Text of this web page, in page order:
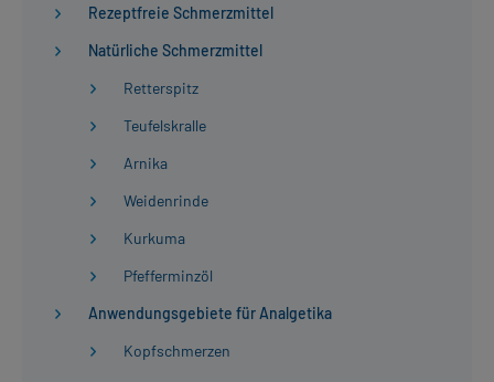
Rezeptfreie Schmerzmittel
Natürliche Schmerzmittel
Retterspitz
Teufelskralle
Arnika
Weidenrinde
Kurkuma
Pfefferminzöl
Anwendungsgebiete für Analgetika
Kopfschmerzen